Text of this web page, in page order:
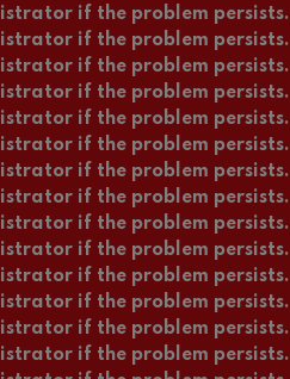
if the problem persists.
if the problem persists.
if the problem persists.
if the problem persists.
if the problem persists.
if the problem persists.
if the problem persists.
if the problem persists.
if the problem persists.
if the problem persists.
if the problem persists.
if the problem persists.
if the problem persists.
if the problem persists.